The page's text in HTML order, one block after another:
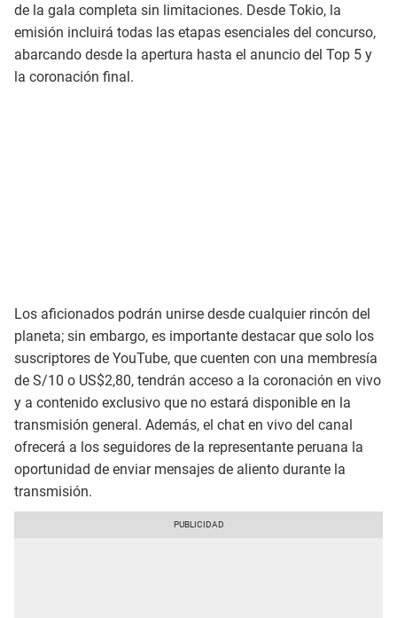
de la gala completa sin limitaciones. Desde Tokio, la
emisión incluirá todas las etapas esenciales del concurso,
abarcando desde la apertura hasta el anuncio del Top 5 y
la coronación final.
Los aficionados podrán unirse desde cualquier rincón del
planeta; sin embargo, es importante destacar que solo los
suscriptores de YouTube, que cuenten con una membresía
de S/10 o US$2,80, tendrán acceso a la coronación en vivo
y a contenido exclusivo que no estará disponible en la
transmisión general. Además, el chat en vivo del canal
ofrecerá a los seguidores de la representante peruana la
oportunidad de enviar mensajes de aliento durante la
transmisión.